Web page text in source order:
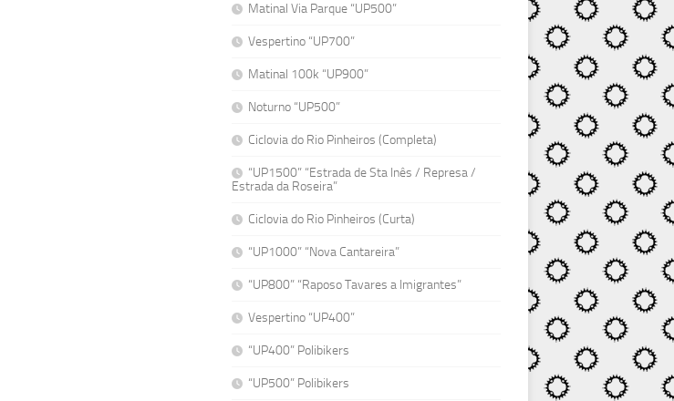
Matinal Via Parque “UP500”
Vespertino “UP700”
Matinal 100k “UP900”
Noturno “UP500”
Ciclovia do Rio Pinheiros (Completa)
“UP1500” “Estrada de Sta Inês / Represa /
Estrada da Roseira”
Ciclovia do Rio Pinheiros (Curta)
“UP1000” “Nova Cantareira”
“UP800” “Raposo Tavares a Imigrantes”
Vespertino “UP400”
“UP400” Polibikers
“UP500” Polibikers